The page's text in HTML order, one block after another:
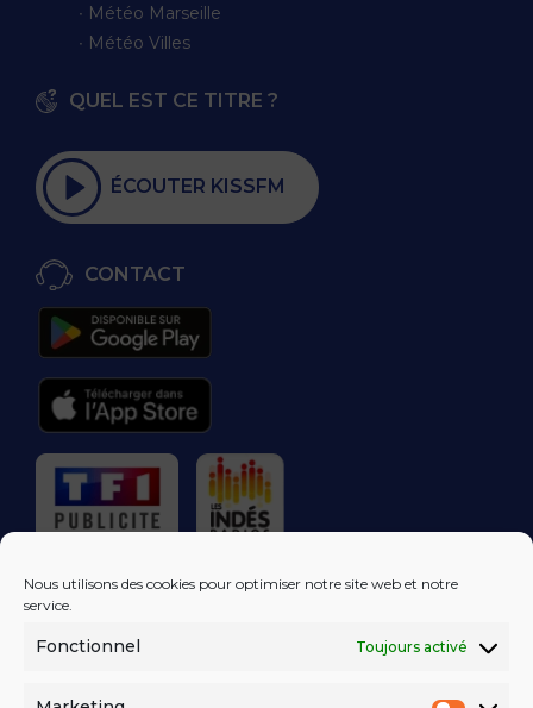
Nous utilisons des cookies pour optimiser notre site web et notre
service.
Fonctionnel Toujours activé
∙ Météo Marseille
∙ Météo Villes
QUEL EST CE TITRE ?
ÉCOUTER KISSFM
CONTACT
RÉGIE PUBLICITAIRE
LES EXCLUS
DANS VOTRE